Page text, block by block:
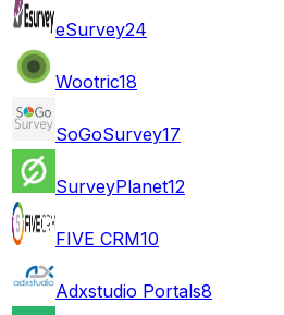
eSurvey24
Wootric18
SoGoSurvey17
SurveyPlanet12
FIVE CRM10
Adxstudio Portals8